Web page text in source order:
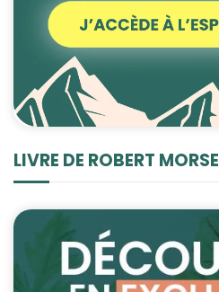
LIVRE DE ROBERT MORSE